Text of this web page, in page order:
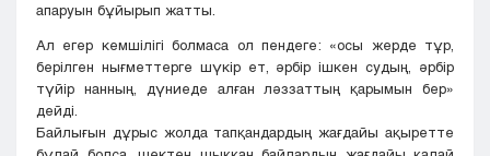
апаруын бұйырып жатты.
Ал егер кемшілігі болмаса ол пендеге: «осы жерде тұр,
берілген нығметтерге шүкір ет, әрбір ішкен судың, әрбір
түйір нанның, дүниеде алған ләззаттың қарымын бер»
дейді.
Байлығын дұрыс жолда тапқандардың жағдайы ақыретте